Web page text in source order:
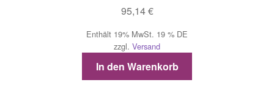
95,14€
Enthält 19% MwSt. 19 % DE
zzgl. Versand
In den Warenkorb